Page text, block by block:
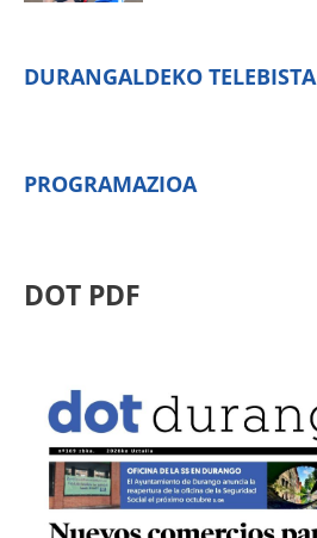
DURANGALDEKO TELEBISTA
PROGRAMAZIOA
DOT PDF